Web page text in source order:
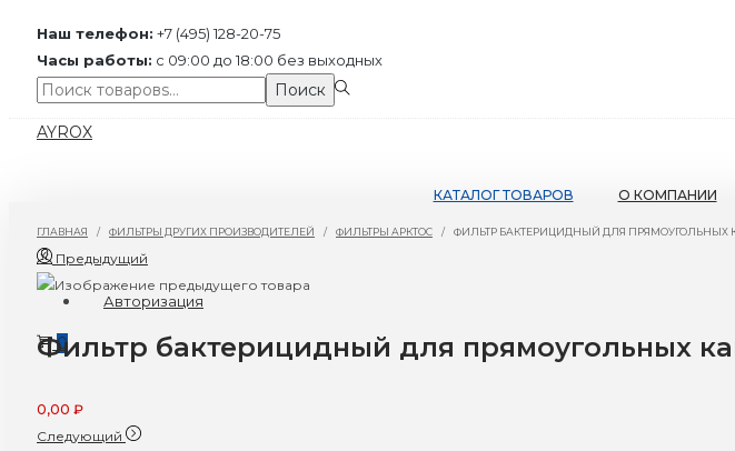
Наш телефон: +7 (495) 128-20-75
Часы работы: с 09:00 до 18:00 без выходных
Поиск:>
Поиск
Перейти
Перейти
AYROX
КАТАЛОГ ТОВАРОВ О КОМПАНИИ
Авторизация
0
ГЛАВНАЯ / ФИЛЬТРЫ ДРУГИХ ПРОИЗВОДИТЕЛЕЙ / ФИЛЬТРЫ АРКТОС / ФИЛЬТР БАКТЕРИЦИДНЫЙ ДЛЯ ПРЯМОУГОЛЬНЫХ
Предыдущий
Фильтр бактерицидный для прямоугольных
0,00 ₽
Следующий